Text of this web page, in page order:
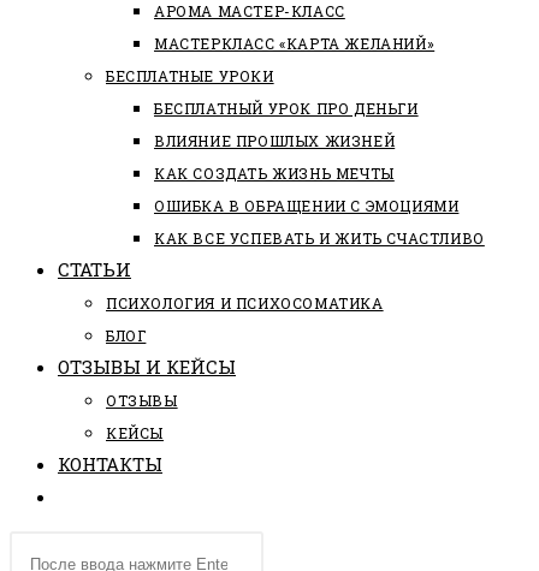
АРОМА МАСТЕР-КЛАСС
МАСТЕРКЛАСС «КАРТА ЖЕЛАНИЙ»
БЕСПЛАТНЫЕ УРОКИ
БЕСПЛАТНЫЙ УРОК ПРО ДЕНЬГИ
ВЛИЯНИЕ ПРОШЛЫХ ЖИЗНЕЙ
КАК СОЗДАТЬ ЖИЗНЬ МЕЧТЫ
ОШИБКА В ОБРАЩЕНИИ С ЭМОЦИЯМИ
КАК ВСЕ УСПЕВАТЬ И ЖИТЬ СЧАСТЛИВО
СТАТЬИ
ПCИХОЛОГИЯ И ПСИХОСОМАТИКА
БЛОГ
ОТЗЫВЫ И КЕЙСЫ
ОТЗЫВЫ
КЕЙСЫ
КОНТАКТЫ
ПО